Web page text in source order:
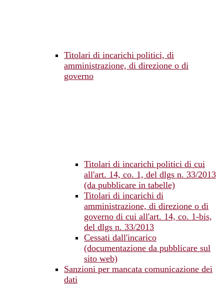
Titolari di incarichi politici, di
amministrazione, di direzione o di
governo
Titolari di incarichi politici di cui
all'art. 14, co. 1, del dlgs n. 33/2013
(da pubblicare in tabelle)
Titolari di incarichi di
amministrazione, di direzione o di
governo di cui all'art. 14, co. 1-bis,
del dlgs n. 33/2013
Cessati dall'incarico
(documentazione da pubblicare sul
sito web)
Sanzioni per mancata comunicazione dei
dati